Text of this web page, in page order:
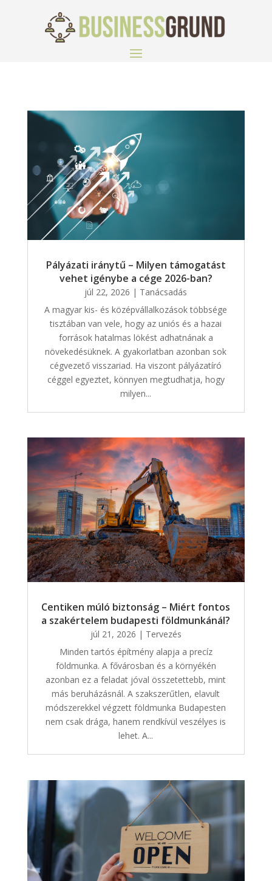
Pályázati iránytű – Milyen támogatást
vehet igénybe a cége 2026-ban?
júl 22, 2026 | Tanácsadás
A magyar kis- és középvállalkozások többsége
tisztában van vele, hogy az uniós és a hazai
források hatalmas lökést adhatnának a
növekedésüknek. A gyakorlatban azonban sok
cégvezető visszariad. Ha viszont pályázatíró
céggel egyeztet, könnyen megtudhatja, hogy
milyen...
Centiken múló biztonság – Miért fontos
a szakértelem budapesti földmunkánál?
júl 21, 2026 | Tervezés
Minden tartós építmény alapja a precíz
földmunka. A fővárosban és a környékén
azonban ez a feladat jóval összetettebb, mint
más beruházásnál. A szakszerűtlen, elavult
módszerekkel végzett földmunka Budapesten
nem csak drága, hanem rendkívül veszélyes is
lehet. A...